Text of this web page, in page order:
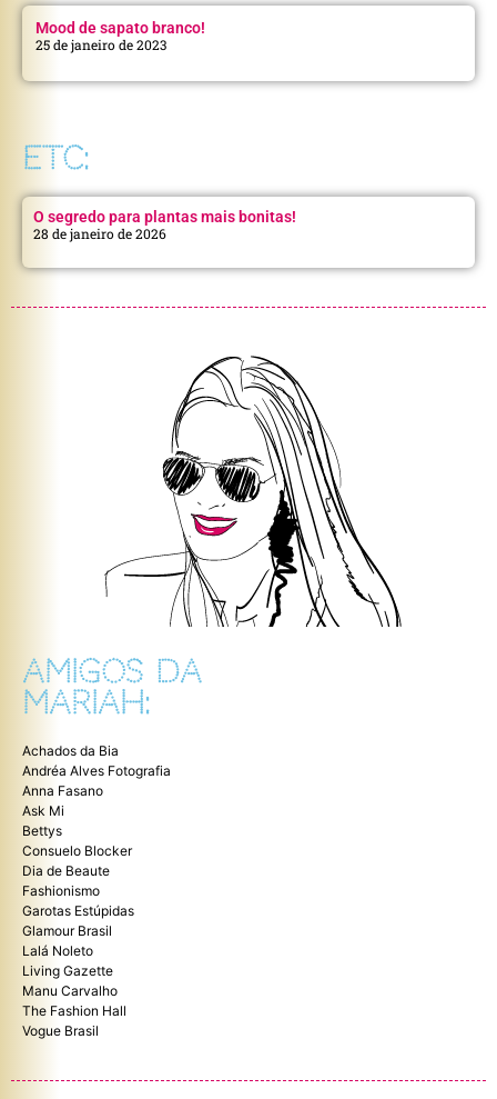
Mood de sapato branco!
25 de janeiro de 2023
ETC:
O segredo para plantas mais bonitas!
28 de janeiro de 2026
AMIGOS DA
MARIAH:
Achados da Bia
Andréa Alves Fotografia
Anna Fasano
Ask Mi
Bettys
Consuelo Blocker
Dia de Beaute
Fashionismo
Garotas Estúpidas
Glamour Brasil
Lalá Noleto
Living Gazette
Manu Carvalho
The Fashion Hall
Vogue Brasil